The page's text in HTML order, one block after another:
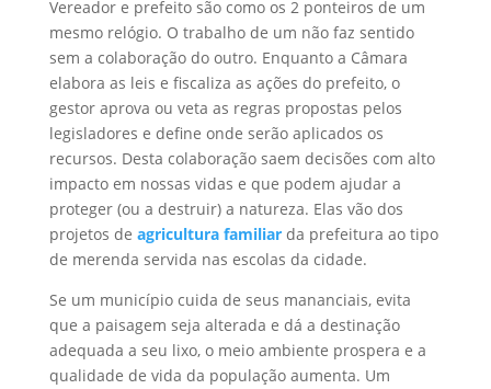
Vereador e prefeito são como os 2 ponteiros de um
mesmo relógio. O trabalho de um não faz sentido
sem a colaboração do outro. Enquanto a Câmara
elabora as leis e fiscaliza as ações do prefeito, o
gestor aprova ou veta as regras propostas pelos
legisladores e define onde serão aplicados os
recursos. Desta colaboração saem decisões com alto
impacto em nossas vidas e que podem ajudar a
proteger (ou a destruir) a natureza. Elas vão dos
projetos de agricultura familiarda prefeitura ao tipo
de merenda servida nas escolas da cidade.
Se um município cuida de seus mananciais, evita
que a paisagem seja alterada e dá a destinação
adequada a seu lixo, o meio ambiente prospera e a
qualidade de vida da população aumenta. Um